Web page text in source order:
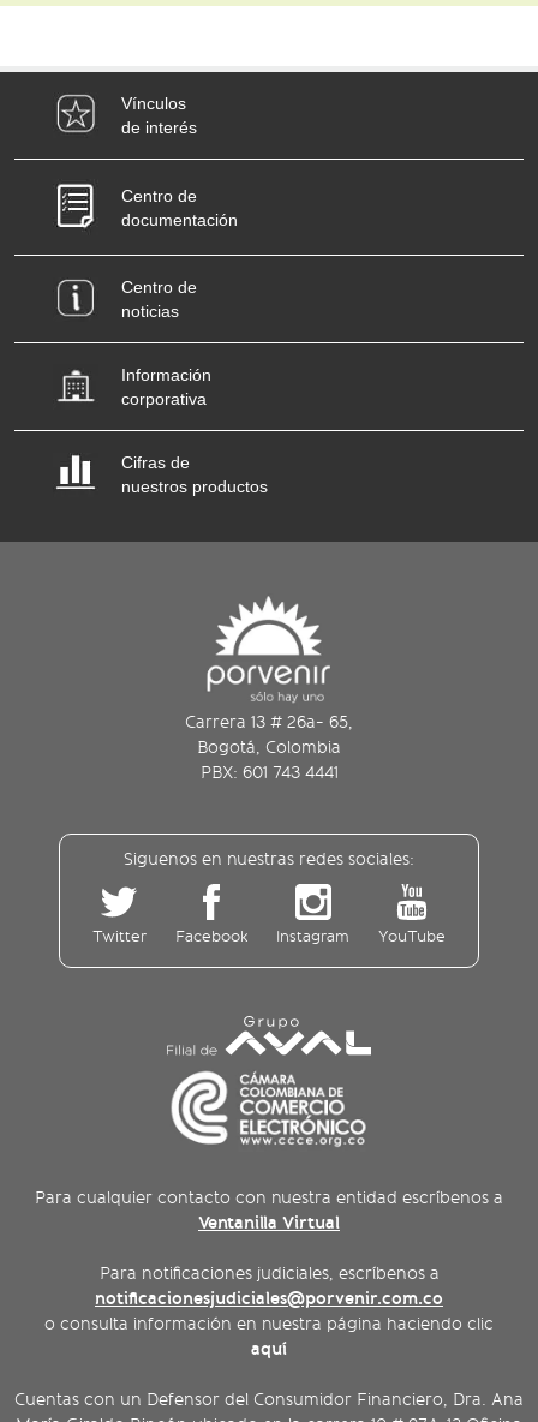
Vínculos
de interés
Centro de
documentación
Centro de
noticias
Información
corporativa
Cifras de
nuestros productos
Carrera 13 # 26a- 65,
Bogotá, Colombia
PBX: 601 743 4441
Siguenos en nuestras redes sociales:
Twitter Facebook Instagram YouTube
Para cualquier contacto con nuestra entidad escríbenos a
Ventanilla Virtual
Para notificaciones judiciales, escríbenos a
notificacionesjudiciales@porvenir.com.co
o consulta información en nuestra página haciendo clic
aquí
Cuentas con un Defensor del Consumidor Financiero, Dra. Ana